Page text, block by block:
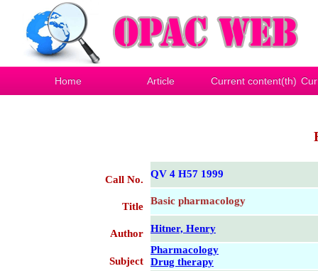
Home Article Current content(th)
Call No. QV 4 H57 1999
Title Basic pharmacology
Author Hitner, Henry
Subject
Pharmacology
Drug therapy